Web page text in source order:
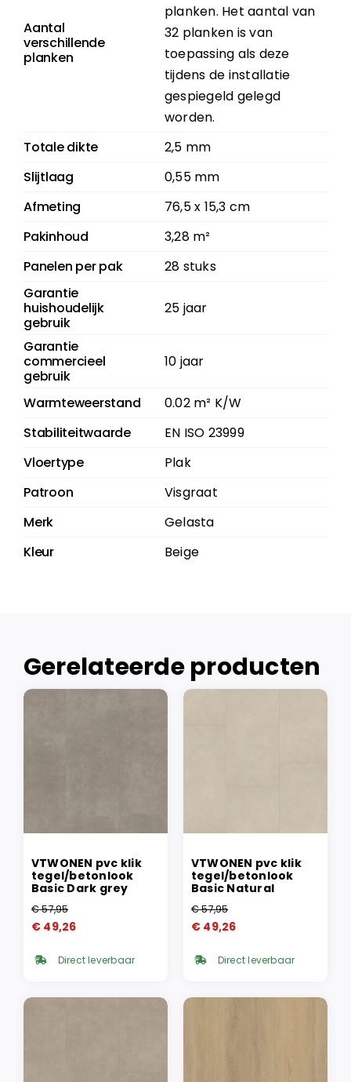
Aantal
verschillende
planken
planken. Het aantal van
32 planken is van
toepassing als deze
tijdens de installatie
gespiegeld gelegd
worden.
Totale dikte
2,5 mm
Slijtlaag
0,55 mm
Afmeting
76,5 x 15,3 cm
Pakinhoud
3,28 m²
Panelen per pak
28 stuks
Garantie
huishoudelijk
gebruik
25 jaar
Garantie
commercieel
gebruik
10 jaar
Warmteweerstand
0.02 m² K/W
Stabiliteitwaarde
EN ISO 23999
Vloertype
Plak
Patroon
Visgraat
Merk
Gelasta
Kleur
Beige
Gerelateerde producten
VTWONEN pvc klik
tegel/betonlook
Basic Dark grey
€57,95
Oorspronkelijke
was:
€ 49,26
Huidige
is: Direct leverbaar
VTWONEN pvc klik
tegel/betonlook
Basic Natural
€57,95
Oorspronkelijke
was:
€ 49,26
Huidige
is: Direct leverbaar